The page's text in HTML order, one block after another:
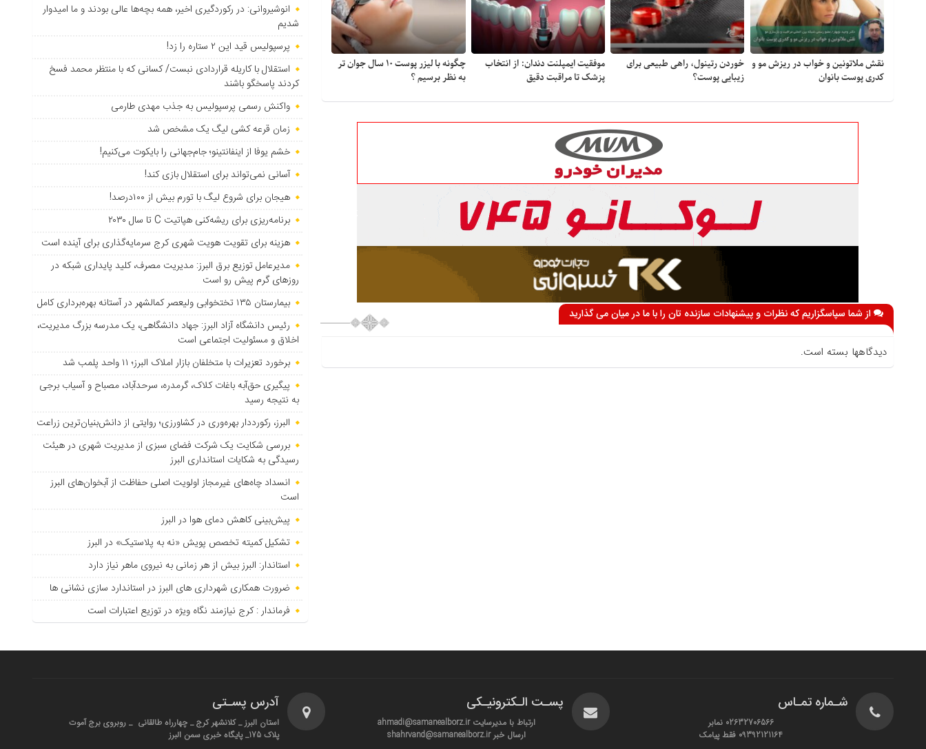
نقش ملاتونین و خواب در ریزش مو و
کدری پوست بانوان
خوردن رتینول، راهی طبیعی برای
زیبایی پوست؟
موفقیت ایمپلنت دندان: از انتخاب
پزشک تا مراقبت دقیق
چگونه با لیزر پوست ۱۰ سال جوان تر
به نظر برسیم ؟
از شما سپاسگزاریم که نظرات و پیشنهادات سازنده تان را با ما در میان می گذارید
دیدگاهها بسته است.
انوشیروانی: در رکوردگیری اخیر، همه بچه‌ها عالی بودند و ما امیدوار
شدیم
پرسپولیس قید این ۲ ستاره را زد!
استقلال با کاریله قراردادی نبست/ کسانی که با منتظر محمد فسخ
کردند پاسخگو باشند
واکنش رسمی پرسپولیس به جذب مهدی طارمی
زمان قرعه کشی لیگ یک مشخص شد
خشم یوفا از اینفانتینو؛ جام‌جهانی را بایکوت می‌کنیم!
آسانی نمی‌تواند برای استقلال بازی کند!
هیجان برای شروع لیگ با تورم بیش از ۱۰۰درصد!
برنامه‌ریزی برای ریشه‌کنی هپاتیت C تا سال ۲۰۳۰
هزینه برای تقویت هویت شهری کرج سرمایه‌گذاری برای آینده است
مدیرعامل توزیع برق البرز: مدیریت مصرف، کلید پایداری شبکه در
روزهای گرم پیش رو است
بیمارستان ۱۳۵ تختخوابی ولیعصر کمالشهر در آستانه بهره‌برداری کامل
رئیس دانشگاه آزاد البرز: جهاد دانشگاهی، یک مدرسه بزرگ مدیریت،
اخلاق و مسئولیت اجتماعی است
برخورد تعزیرات با متخلفان بازار املاک البرز؛ ۱۱ واحد پلمب شد
پیگیری حق‌آبه باغات کلاک، گرمدره، سرحدآباد، مصباح و آسیاب برجی
به نتیجه رسید
البرز، رکورددار بهره‌وری در کشاورزی؛ روایتی از دانش‌بنیان‌ترین زراعت
بررسی شکایت یک شرکت فضای سبزی از مدیریت شهری در هیئت
رسیدگی به شکایات استانداری البرز
انسداد چاه‌های غیرمجاز اولویت اصلی حفاظت از آبخوان‌های البرز
است
پیش‌بینی کاهش دمای هوا در البرز
تشکیل کمیته تخصص پویش «نه به پلاستیک» در البرز
استاندار: البرز بیش از هر زمانی به نیروی ماهر نیاز دارد
ضرورت همکاری شهرداری های البرز در استاندارد سازی نشانی ها
فرماندار : کرج نیازمند نگاه ویژه در توزیع اعتبارات است
شـماره تمـاس
02632706566 نمابر
09392121164 فقط پیامک
پسـت الـکترونیـکی
ارتباط با مدیرسایت ahmadi@samanealborz.ir
ارسال خبر shahrvand@samanealborz.ir
آدرس پسـتی
استان البرز _ کلانشهر کرج _ چهارراه طالقانی _ روبروی برج آموت
پلاک 175_ پایگاه خبری سمن البرز